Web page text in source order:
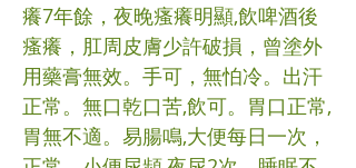
癢7年餘，夜晚瘙癢明顯,飲啤酒後
瘙癢，肛周皮膚少許破損，曾塗外
用藥膏無效。手可，無怕冷。出汗
正常。無口乾口苦,飲可。胃口正常,
胃無不適。易腸鳴,大便每日一次，